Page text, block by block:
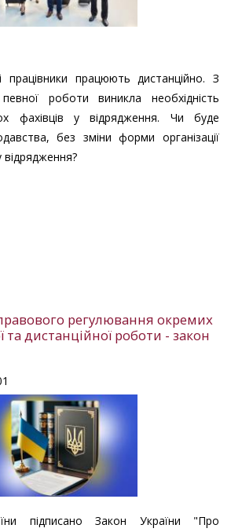
працівники працюють дистанційно. З
роботи виникла необхідність
фахівців у відрядження. Чи буде
без зміни форми організації
відрядження?
регулювання окремих
дистанційної роботи - закон
підписано Закон України "Про